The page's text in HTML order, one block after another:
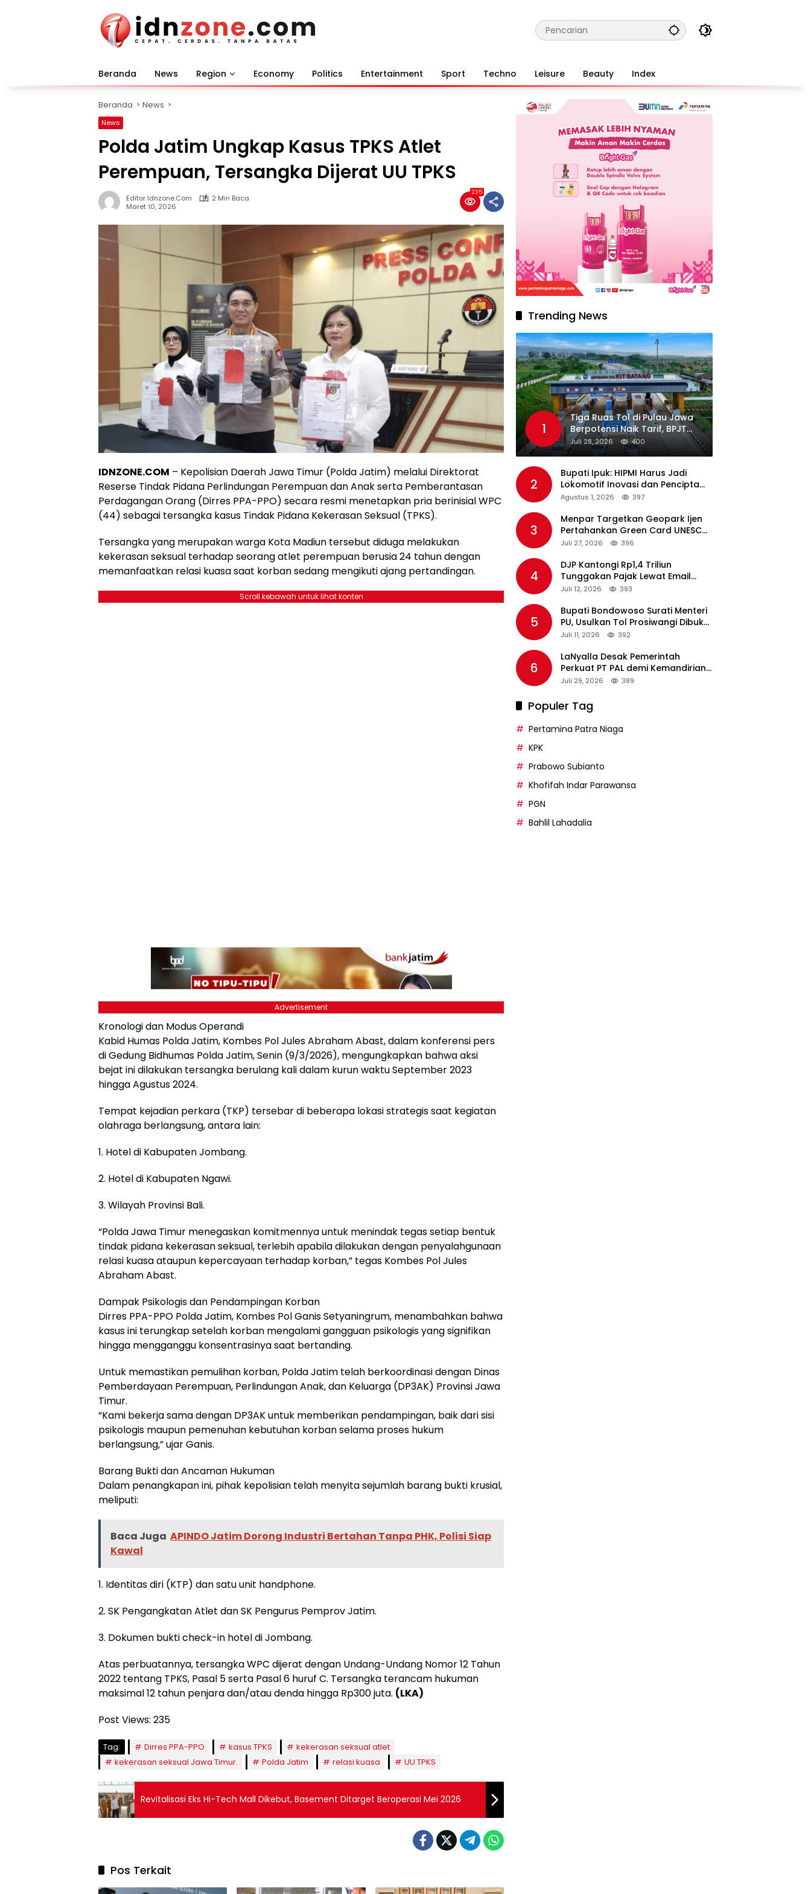
Beranda News Region Economy Politics Entertainment Sport Techno Leisure Beauty Index
Beranda News
News
Polda Jatim Ungkap Kasus TPKS Atlet
Perempuan, Tersangka Dijerat UU TPKS
Editor Idnzone.com
2 Min Baca
Maret 10, 2026
235
IDNZONE.COM – Kepolisian Daerah Jawa Timur (Polda Jatim) melalui Direktorat
Reserse Tindak Pidana Perlindungan Perempuan dan Anak serta Pemberantasan
Perdagangan Orang (Dirres PPA-PPO) secara resmi menetapkan pria berinisial WPC
(44) sebagai tersangka kasus Tindak Pidana Kekerasan Seksual (TPKS).
Tersangka yang merupakan warga Kota Madiun tersebut diduga melakukan
kekerasan seksual terhadap seorang atlet perempuan berusia 24 tahun dengan
memanfaatkan relasi kuasa saat korban sedang mengikuti ajang pertandingan.
Scroll kebawah untuk lihat konten
Advertisement
Kronologi dan Modus Operandi
Kabid Humas Polda Jatim, Kombes Pol Jules Abraham Abast, dalam konferensi pers
di Gedung Bidhumas Polda Jatim, Senin (9/3/2026), mengungkapkan bahwa aksi
bejat ini dilakukan tersangka berulang kali dalam kurun waktu September 2023
hingga Agustus 2024.
Tempat kejadian perkara (TKP) tersebar di beberapa lokasi strategis saat kegiatan
olahraga berlangsung, antara lain:
1. Hotel di Kabupaten Jombang.
2. Hotel di Kabupaten Ngawi.
3. Wilayah Provinsi Bali.
“Polda Jawa Timur menegaskan komitmennya untuk menindak tegas setiap bentuk
tindak pidana kekerasan seksual, terlebih apabila dilakukan dengan penyalahgunaan
relasi kuasa ataupun kepercayaan terhadap korban,” tegas Kombes Pol Jules
Abraham Abast.
Dampak Psikologis dan Pendampingan Korban
Dirres PPA-PPO Polda Jatim, Kombes Pol Ganis Setyaningrum, menambahkan bahwa
kasus ini terungkap setelah korban mengalami gangguan psikologis yang signifikan
hingga mengganggu konsentrasinya saat bertanding.
Untuk memastikan pemulihan korban, Polda Jatim telah berkoordinasi dengan Dinas
Pemberdayaan Perempuan, Perlindungan Anak, dan Keluarga (DP3AK) Provinsi Jawa
Timur.
“Kami bekerja sama dengan DP3AK untuk memberikan pendampingan, baik dari sisi
psikologis maupun pemenuhan kebutuhan korban selama proses hukum
berlangsung,” ujar Ganis.
Barang Bukti dan Ancaman Hukuman
Dalam penangkapan ini, pihak kepolisian telah menyita sejumlah barang bukti krusial,
meliputi:
Baca Juga APINDO Jatim Dorong Industri Bertahan Tanpa PHK, Polisi Siap
Kawal
1. Identitas diri (KTP) dan satu unit handphone.
2. SK Pengangkatan Atlet dan SK Pengurus Pemprov Jatim.
3. Dokumen bukti check-in hotel di Jombang.
Atas perbuatannya, tersangka WPC dijerat dengan Undang-Undang Nomor 12 Tahun
2022 tentang TPKS, Pasal 5 serta Pasal 6 huruf C. Tersangka terancam hukuman
maksimal 12 tahun penjara dan/atau denda hingga Rp300 juta. (LKA)
Post Views: 235
Tag: Dirres PPA-PPO kasus TPKS
kekerasan seksual atlet
kekerasan seksual Jawa Timur.
Polda Jatim relasi kuasa UU TPKS
Revitalisasi Eks Hi-Tech Mall Dikebut, Basement Ditarget Beroperasi Mei 2026
Pos Terkait
Trending News
1
Tiga Ruas Tol di Pulau Jawa
Berpotensi Naik Tarif, BPJT
Tunggu Hasil Evaluasi
Standar Pelayanan
Juli 28, 2026 400
2
Bupati Ipuk: HIPMI Harus Jadi
Lokomotif Inovasi dan Pencipta
Lapangan Kerja
Agustus 1, 2026 397
3
Menpar Targetkan Geopark Ijen
Pertahankan Green Card UNESCO
pada Revalidasi Agustus 2026
Juli 27, 2026 396
4
DJP Kantongi Rp1,4 Triliun
Tunggakan Pajak Lewat Email
Pengingat, Total Piutang Masih
Juli 12, 2026 393
5
Bupati Bondowoso Surati Menteri
PU, Usulkan Tol Prosiwangi Dibuka
Sementara
Juli 11, 2026 392
6
LaNyalla Desak Pemerintah
Perkuat PT PAL demi Kemandirian
Industri Pertahanan Maritim
Juli 29, 2026 389
Populer Tag
Pertamina Patra Niaga
KPK
Prabowo Subianto
Khofifah Indar Parawansa
PGN
Bahlil Lahadalia